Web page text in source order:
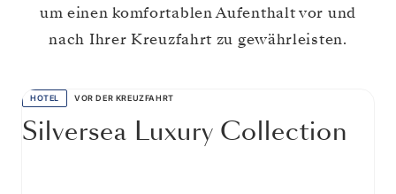
um einen komfortablen Aufenthalt vor und
nach Ihrer Kreuzfahrt zu gewährleisten.
HOTEL VOR DER KREUZFAHRT
Silversea Luxury Collection